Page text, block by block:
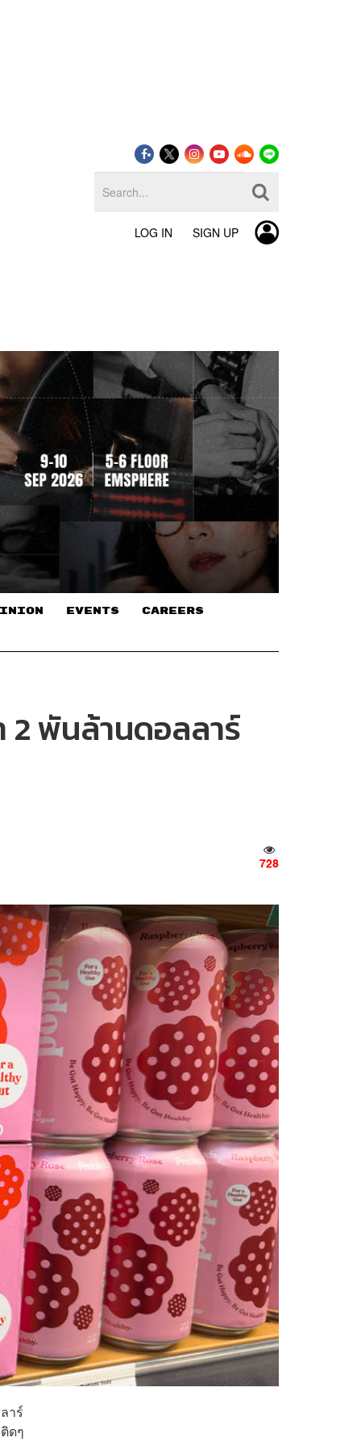
LOG IN SIGN UP
EVENTS CAREERS
2 พันล้านดอลลาร์
728
าร์
ดๆ